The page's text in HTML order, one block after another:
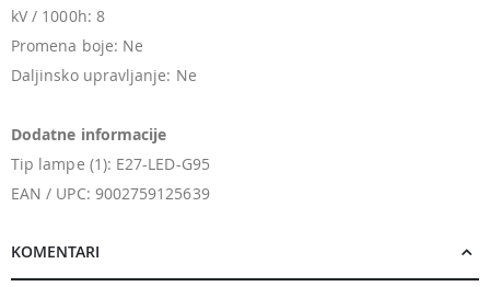
kV / 1000h: 8
Promena boje: Ne
Daljinsko upravljanje: Ne
Dodatne informacije
Tip lampe (1): E27-LED-G95
EAN / UPC: 9002759125639
KOMENTARI